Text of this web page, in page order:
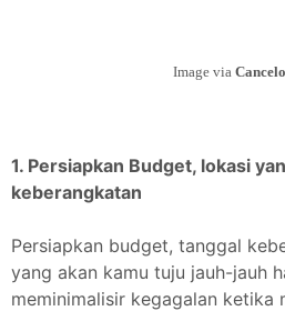
Image via
1. Persiapkan Budget, lokasi
keberangkatan
Persiapkan budget, tanggal
yang akan kamu tuju jauh-jauh
meminimalisir kegagalan ketika